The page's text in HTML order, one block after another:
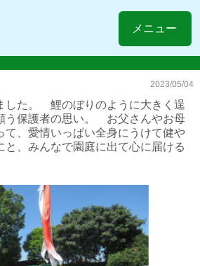
メニュー
2023/05/04
した。 鯉のぼりのように大きく逞
う保護者の思い。 お父さんやお母
て、愛情いっぱい全身にうけて健や
と、みんなで園庭に出て心に届ける